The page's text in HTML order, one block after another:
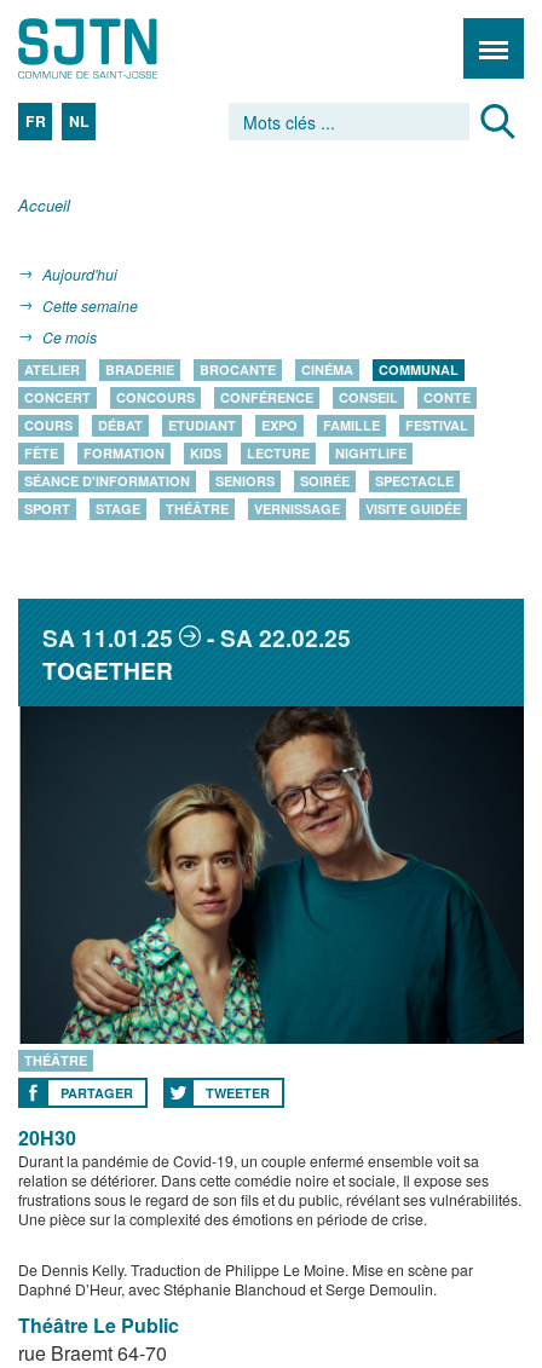
FR NL
Accueil
Aujourd'hui
Cette semaine
Ce mois
ATELIER BRADERIE BROCANTE CINÉMA
COMMUNAL
CONCERT
CONCOURS CONFÉRENCE CONSEIL
CONTE
COURS
DÉBAT ETUDIANT EXPO FAMILLE
FESTIVAL
FÊTE
FORMATION KIDS LECTURE
NIGHTLIFE
SÉANCE D'INFORMATION
SENIORS SOIRÉE
SPECTACLE
SPORT
STAGE THÉÂTRE VERNISSAGE VISITE GUIDÉE
SA11.01.25 SA22.02.25
TOGETHER
THÉÂTRE
PARTAGER
TWEETER
20H30
Durant la pandémie de Covid-19, un couple enfermé ensemble voit sa
relation se détériorer. Dans cette comédie noire et sociale, Il expose ses
frustrations sous le regard de son fils et du public, révélant ses vulnérabilités.
Une pièce sur la complexité des émotions en période de crise.
De Dennis Kelly. Traduction de Philippe Le Moine. Mise en scène par
Daphné D’Heur, avec Stéphanie Blanchoud et Serge Demoulin.
Théâtre Le Public
rue Braemt 64-70